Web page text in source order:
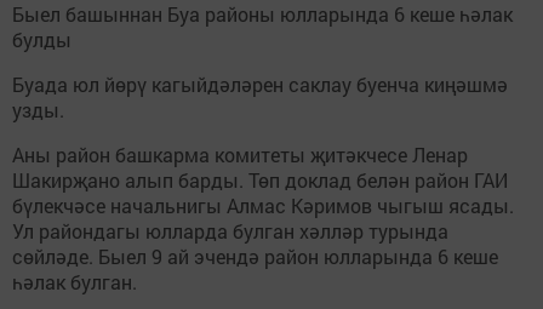
Быел башыннан Буа районы юлларында 6 кеше һәлак
булды
Буада юл йөрү кагыйдәләрен саклау буенча киңәшмә
узды.
Аны район башкарма комитеты җитәкчесе Ленар
Шакирҗано алып барды. Төп доклад белән район ГАИ
бүлекчәсе начальнигы Алмас Кәримов чыгыш ясады.
Ул райондагы юлларда булган хәлләр турында
сөйләде. Быел 9 ай эчендә район юлларында 6 кеше
һәлак булган.